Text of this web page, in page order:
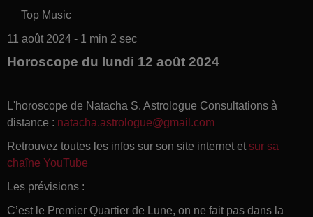
Top Music
11 août 2024 - 1 min 2 sec
Horoscope du lundi 12 août 2024
L'horoscope de Natacha S. Astrologue Consultations à
distance : natacha.astrologue@gmail.com
Retrouvez toutes les infos sur son site internet et sur sa
chaîne YouTube
Les prévisions :
C’est le Premier Quartier de Lune, on ne fait pas dans la